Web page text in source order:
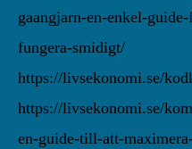
gaangjarn-en-enkel-
fungera-smidigt/
https://livsekonomi.se/
https://livsekonomi.se/
en-guide-till-att-